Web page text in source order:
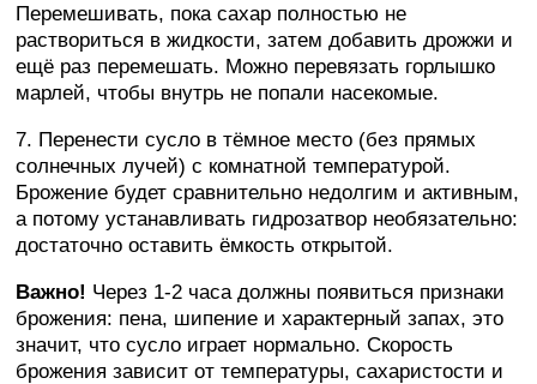
Перемешивать, пока сахар полностью не
раствориться в жидкости, затем добавить дрожжи и
ещё раз перемешать. Можно перевязать горлышко
марлей, чтобы внутрь не попали насекомые.
7. Перенести сусло в тёмное место (без прямых
солнечных лучей) с комнатной температурой.
Брожение будет сравнительно недолгим и активным,
а потому устанавливать гидрозатвор необязательно:
достаточно оставить ёмкость открытой.
Важно! Через 1-2 часа должны появиться признаки
брожения: пена, шипение и характерный запах, это
значит, что сусло играет нормально. Скорость
брожения зависит от температуры, сахаристости и